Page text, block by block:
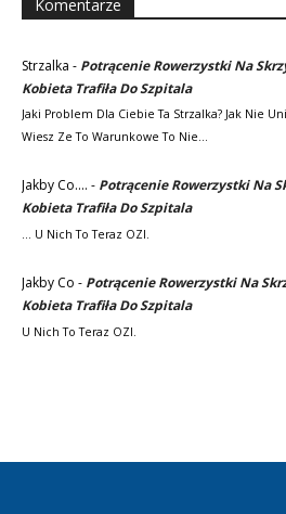
Komentarze
Strzalka - Potrącenie Rowerzystki Na
Kobieta Trafiła Do Szpitala
Jaki Problem Dla Ciebie Ta Strzalka? Jak Nie
Wiesz Ze To Warunkowe To Nie…
Jakby Co.... - Potrącenie Rowerzystki Na
Kobieta Trafiła Do Szpitala
... U Nich To Teraz OZI.
Jakby Co - Potrącenie Rowerzystki Na
Kobieta Trafiła Do Szpitala
U Nich To Teraz OZI.